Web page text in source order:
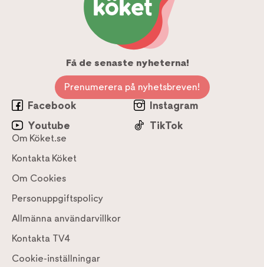
Få de senaste nyheterna!
Prenumerera på nyhetsbreven!
Facebook
Instagram
Youtube
TikTok
Om Köket.se
Kontakta Köket
Om Cookies
Personuppgiftspolicy
Allmänna användarvillkor
Kontakta TV4
Cookie-inställningar